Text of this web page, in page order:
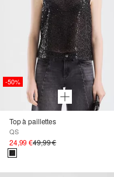
-50%
Top à paillettes
QS
24,99 €49,99 €